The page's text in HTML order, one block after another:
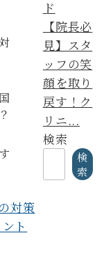
の
対策
ト
【院長必
見】スタ
ッフの笑
顔を取り
戻す！ク
リニ...
検索
検
索